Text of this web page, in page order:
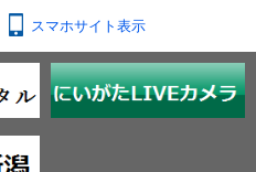
スマホサイト表示